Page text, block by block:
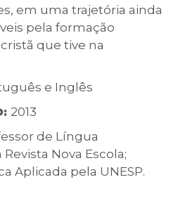
em uma trajetória ainda
pela formação
que tive na
e Inglês
2013
de Língua
Nova Escola;
Aplicada pela UNESP.